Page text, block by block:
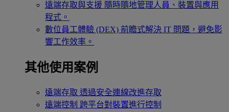
遠端存取與支援 隨時隨地管理人員、裝置與應用
程式。
數位員工體驗 (DEX) 前瞻式解決 IT 問題，避免影
響工作效率。
其他使用案例
遠端存取 透過安全連線改進存取
遠端控制 跨平台對裝置進行控制